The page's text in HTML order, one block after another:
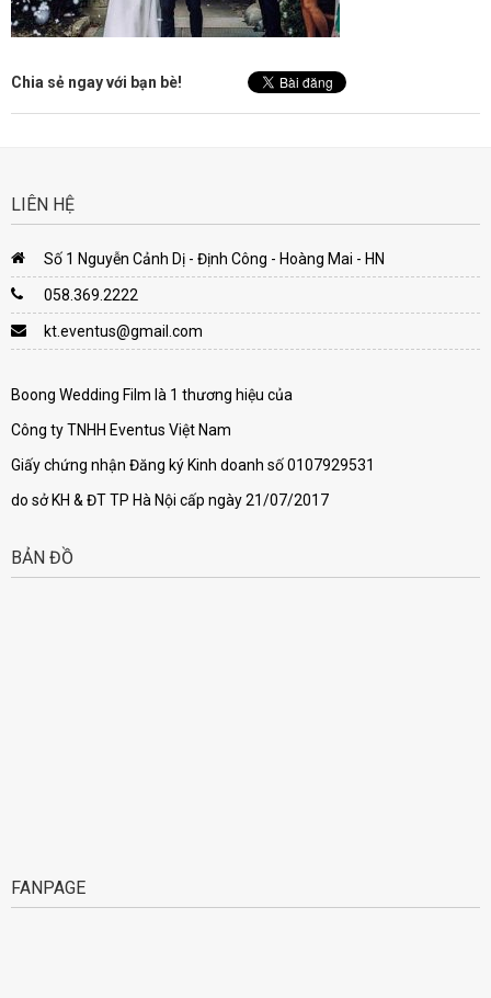
Chia sẻ ngay với bạn bè!
LIÊN HỆ
Số 1 Nguyễn Cảnh Dị - Định Công - Hoàng Mai - HN
058.369.2222
kt.eventus@gmail.com
Boong Wedding Film là 1 thương hiệu của
Công ty TNHH Eventus Việt Nam
Giấy chứng nhận Đăng ký Kinh doanh số 0107929531
do sở KH & ĐT TP Hà Nội cấp ngày 21/07/2017
BẢN ĐỒ
FANPAGE